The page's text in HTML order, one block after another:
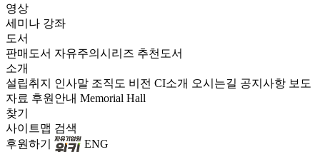
영상
세미나 강좌
도서
판매도서 자유주의시리즈 추천도서
소개
설립취지 인사말 조직도 비전 CI소개 오시는길 공지사항 보도
자료 후원안내 Memorial Hall
찾기
사이트맵 검색
후원하기
ENG